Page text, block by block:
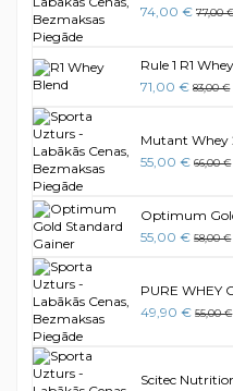
74,00 € 77,00
Rule 1 R1
71,00 € 83,00 €
Mutant Whey
55,00 € 66,00 €
Optimum
55,00 € 58,00 €
PURE WHEY
49,90 € 55,00 €
Scitec